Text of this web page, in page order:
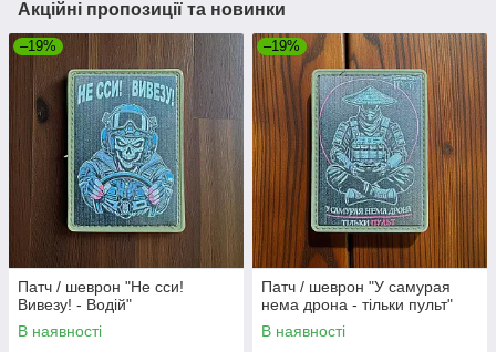
Акційні пропозиції та новинки
–19%
Патч / шеврон "Не сси!
Вивезу! - Водій"
В наявності
–19%
Патч / шеврон "У самурая
нема дрона - тільки пульт"
В наявності